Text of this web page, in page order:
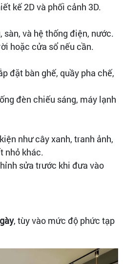
kế 2D và phối cảnh 3D.
sàn, và hệ thống điện, nước.
hoặc cửa sổ nếu cần.
đặt bàn ghế, quầy pha chế,
đèn chiếu sáng, máy lạnh
như cây xanh, tranh ảnh,
nhỏ khác.
sửa trước khi đưa vào
, tùy vào mức độ phức tạp